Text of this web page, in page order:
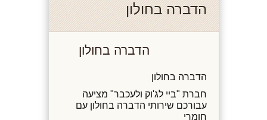
הדברה בחולון
הדברה בחולון
הדברה בחולון
חברת "ביי לג'וק ולעכבר" מציעה
עבורכם שירותי הדברה בחולון עם
חומרי